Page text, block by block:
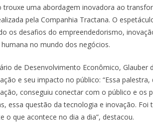
trouxe uma abordagem inovadora ao
pela Companhia Tractana. O
os desafios do empreendedorismo,
no mundo dos negócios.
de Desenvolvimento Econômico,
e seu impacto no público: “Essa
conseguiu conectar com o público e os
essa questão da tecnologia e inovação.
o que acontece no dia a dia”, destacou.